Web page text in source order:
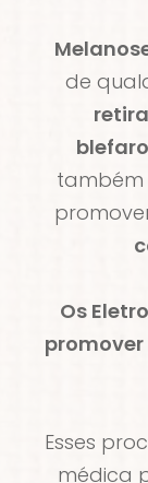
de
também
Os
Esses
médica